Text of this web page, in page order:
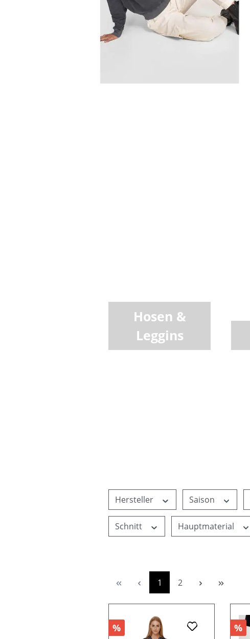
Hosen &
Leggins
Hersteller Saison
Schnitt Hauptmaterial
Seite
1 Seite
2
% %